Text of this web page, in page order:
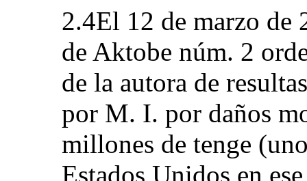
2.4El 12 de marzo
de Aktobe núm. 2
de la autora de
por M. I. por daños
millones de tenge
Estados Unidos en